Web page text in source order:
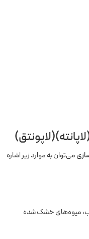
می‌توان به موارد زیر اشاره
سیب، میوه‌های خشک شده